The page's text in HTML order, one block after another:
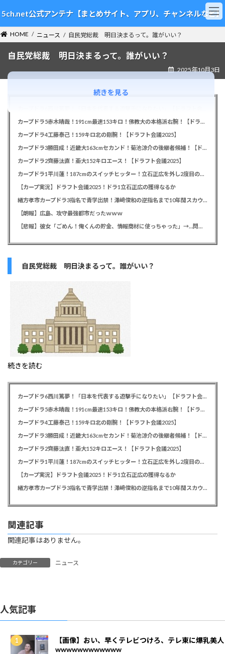
ン
テ
ン
ツ
ビ
ゲ
ー
シ
5ch.net公式アンテナ【まとめサイト、アプリ、チャンネルなど】
HOME ニュース 自民党総裁 明日決まるって。誰がいい？
自民党総裁 明日決まるって。誰がいい？
2025年10月3日
カープドラ5赤木晴哉！191cm最速153キロ！佛教大の本格派右腕！【ドラフト会議2025】
カープドラ4工藤泰己！159キロ北の剛腕！【ドラフト会議2025】
カープドラ3勝田成！近畿大163cmセカンド！菊池涼介の後継者候補！【ドラフト会議2025】
カープドラ2齊藤汰直！亜大152キロエース！【ドラフト会議2025】
カープドラ1平川蓮！187cmのスイッチヒッター！立石正広を外し2度目の重複も新井監督がクジを引き当てる！【ドラフト会議2025】
【カープ実況】ドラフト会議2025！ドラ1立石正広の獲得なるか
緒方孝市カープドラ3指名で青学出禁！澤﨑俊和の逆指名まで10年間スカウト出禁
【朗報】広島、攻守最強都市だったｗｗｗ
【悲報】彼女「ごめん！俺くんの貯金、情報商材に使っちゃった」→…問い詰めたらギャン泣きされたんだが俺が悪いのか？
自民党総裁 明日決まるって。誰がいい？
続きを読む
続きを見る
カープドラ6西川篤夢！「日本を代表する遊撃手になりたい」【ドラフト会議2025】
カープドラ5赤木晴哉！191cm最速153キロ！佛教大の本格派右腕！【ドラフト会議2025】
カープドラ4工藤泰己！159キロ北の剛腕！【ドラフト会議2025】
カープドラ3勝田成！近畿大163cmセカンド！菊池涼介の後継者候補！【ドラフト会議2025】
カープドラ2齊藤汰直！亜大152キロエース！【ドラフト会議2025】
カープドラ1平川蓮！187cmのスイッチヒッター！立石正広を外し2度目の重複も新井監督がクジを引き当てる！【ドラフト会議2025】
【カープ実況】ドラフト会議2025！ドラ1立石正広の獲得なるか
緒方孝市カープドラ3指名で青学出禁！澤﨑俊和の逆指名まで10年間スカウト出禁
関連記事
関連記事はありません。
カテゴリー ニュース
人気記事
【画像】おい、早くテレビつけろ、テレ東に爆乳美人
wwwwwwwwwwww